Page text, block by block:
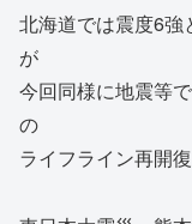
北海道では震度6強
が
今回同様に地震等
の
ライフライン再開